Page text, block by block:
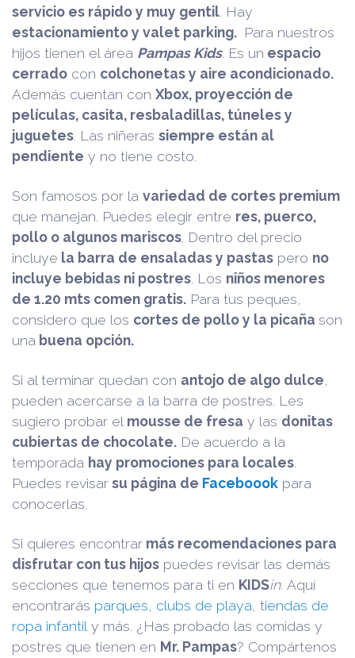
servicio es rápido y muy gentil . Hay
estacionamiento y valet parking. Para nuestros
hijos tienen el área Pampas Kids. Es un espacio
cerrado con colchonetas y aire acondicionado.
Además cuentan con Xbox, proyección de
películas, casita, resbaladillas, túneles y
juguetes . Las niñeras siempre están al
pendiente y no tiene costo.
Son famosos por la variedad de cortes premium
que manejan. Puedes elegir entre res, puerco,
pollo o algunos mariscos . Dentro del precio
incluye la barra de ensaladas y pastas pero no
incluye bebidas ni postres . Los niños menores
de 1.20 mts comen gratis. Para tus peques,
considero que los cortes de pollo y la picaña son
una buena opción.
Si al terminar quedan con antojo de algo dulce
pueden acercarse a la barra de postres. Les
sugiero probar el mousse de fresa y las donitas
cubiertas de chocolate. De acuerdo a la
temporada hay promociones para locales
Puedes revisarsu página de Faceboook para
conocerlas.
Si quieres encontrar más recomendaciones para
disfrutar con tus hijos puedes revisar las demás
secciones que tenemos para ti en KIDSin. Aquí
encontrarás parques clubs de playa , tiendas de
ropa infantil y más. ¿Has probado las comidas y
postres que tienen en Mr. Pampas? Compártenos